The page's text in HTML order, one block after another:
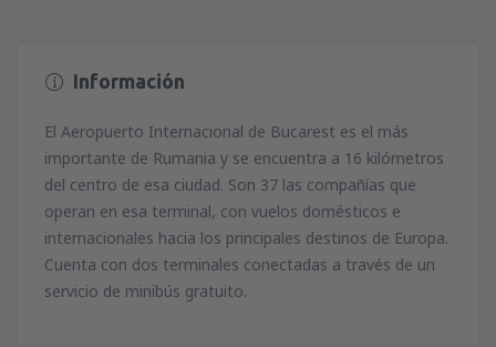
Información
El Aeropuerto Internacional de Bucarest es el más
importante de Rumania y se encuentra a 16 kilómetros
del centro de esa ciudad. Son 37 las compañías que
operan en esa terminal, con vuelos domésticos e
internacionales hacia los principales destinos de Europa.
Cuenta con dos terminales conectadas a través de un
servicio de minibús gratuito.